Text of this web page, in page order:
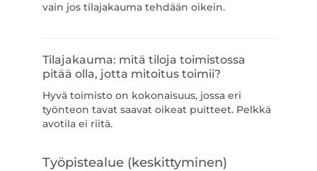
vain jos tilajakauma tehdään oikein.
Tilajakauma: mitä tiloja toimistossa
pitää olla, jotta mitoitus toimii?
Hyvä toimisto on kokonaisuus, jossa eri
työnteon tavat saavat oikeat puitteet. Pelkkä
avotila ei riitä.
Työpistealue (keskittyminen)